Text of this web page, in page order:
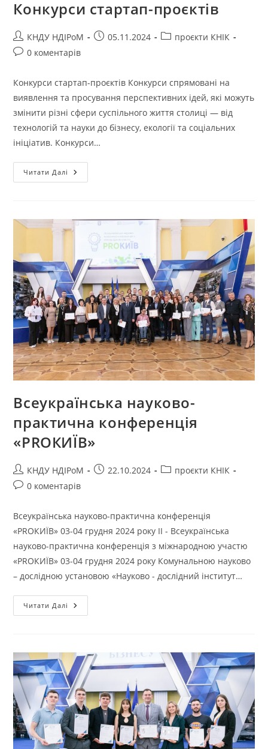
Конкурси стартап-проєктів
КНДУ НДІРоМ 05.11.2024
проєкти КНІК
0 коментарів
Конкурси стартап-проєктів Конкурси спрямовані на
виявлення та просування перспективних ідей, які можуть
змінити різні сфери суспільного життя столиці — від
технологій та науки до бізнесу, екології та соціальних
ініціатив. Конкурси…
Читати Далі
Всеукраїнська науково-
практична конференція
«PROКИЇВ»
КНДУ НДІРоМ 22.10.2024
проєкти КНІК
0 коментарів
Всеукраїнська науково-практична конференція
«PROКИЇВ» 03-04 грудня 2024 року ІІ - Всеукраїнська
науково-практична конференція з міжнародною участю
«PROКИЇВ» 03-04 грудня 2024 року Комунальною науково
– дослідною установою «Науково - дослідний інститут…
Читати Далі